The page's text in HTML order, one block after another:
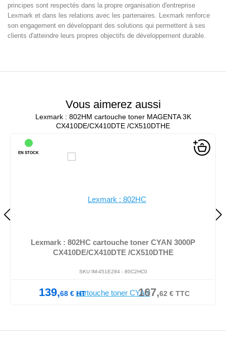
principes sont respectés dans la propre organisation d'entreprise
Lexmark et dans les relations avec les partenaires. Lexmark renforce
son engagement en développant des solutions qui permettent à ses
clients d'atteindre leurs propres objectifs de développement durable.
Vous aimerez aussi
Lexmark : 802HM cartouche toner MAGENTA 3K
CX410DE/CX410DTE /CX510DTHE
Lexmark : 802HC cartouche toner CYAN 3000P
CX410DE/CX410DTE /CX510DTHE
SKU IM-451E284 - 80C2HC0
139,68 € HT 167,62 €TTC
EN STOCK